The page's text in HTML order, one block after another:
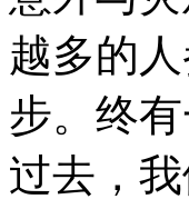
越多的
步。终
过去，